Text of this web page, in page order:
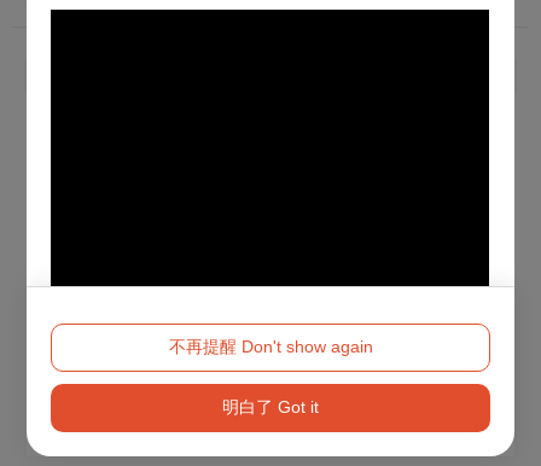
Method 2
不再提醒 Don't show again
明白了 Got it